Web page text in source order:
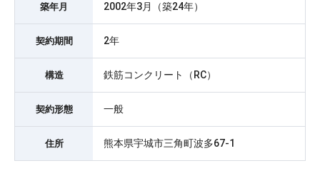
築年月 2002年3月（築24年）
契約期間 2年
構造 鉄筋コンクリート（RC）
契約形態 一般
住所 熊本県宇城市三角町波多67-1